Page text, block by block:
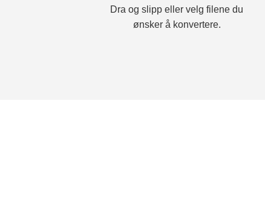
Dra og slipp eller velg filene du
ønsker å konvertere.